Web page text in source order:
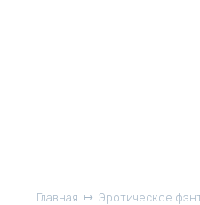
Главная Эротическое